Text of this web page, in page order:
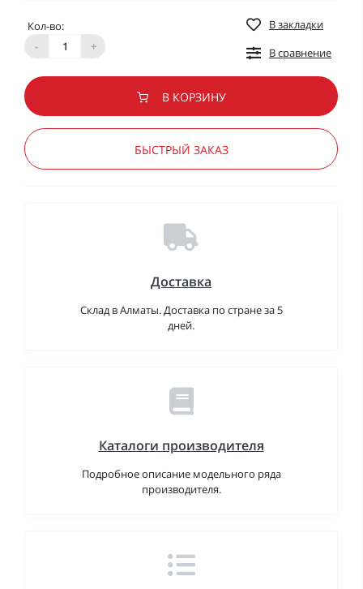
Кол-во:
-
+
В закладки
В сравнение
В КОРЗИНУ
БЫСТРЫЙ ЗАКАЗ
Доставка
Склад в Алматы. Доставка по стране за 5
дней.
Каталоги производителя
Подробное описание модельного ряда
производителя.